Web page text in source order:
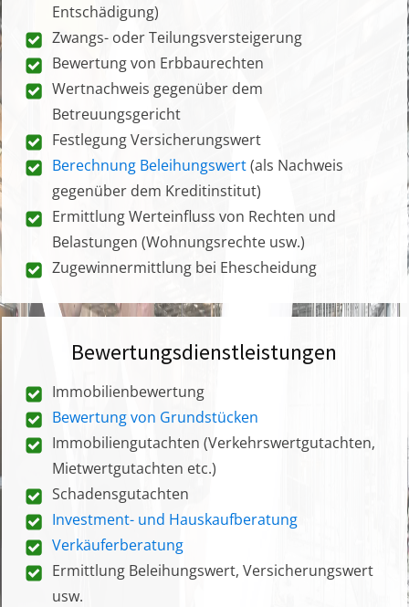
Entschädigung)
Zwangs- oder Teilungsversteigerung
Bewertung von Erbbaurechten
Wertnachweis gegenüber dem
Betreuungsgericht
Festlegung Versicherungswert
Berechnung Beleihungswert(als Nachweis
gegenüber dem Kreditinstitut)
Ermittlung Werteinfluss von Rechten und
Belastungen (Wohnungsrechte usw.)
Zugewinnermittlung bei Ehescheidung
Bewertungsdienstleistungen
Immobilienbewertung
Bewertung von Grundstücken
Immobiliengutachten (Verkehrswertgutachten,
Mietwertgutachten etc.)
Schadensgutachten
Investment- und Hauskaufberatung
Verkäuferberatung
Ermittlung Beleihungswert, Versicherungswert
usw.